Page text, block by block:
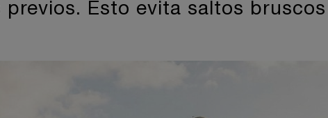
previos. Esto evita saltos